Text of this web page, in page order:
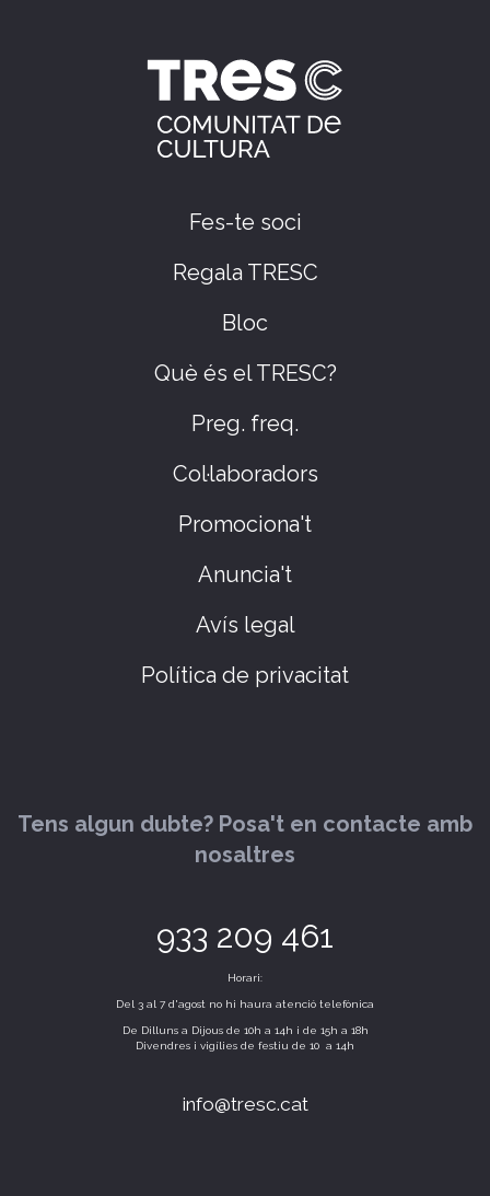
Fes-te soci
Regala TRESC
Bloc
Què és el TRESC?
Preg. freq.
Col·laboradors
Promociona't
Anuncia't
Avís legal
Política de privacitat
Tens algun dubte? Posa't en contacte amb
nosaltres
933 209 461
Horari:
Del 3 al 7 d'agost no hi haura atenció telefònica
De Dilluns a Dijous de 10h a 14h i de 15h a 18h
Divendres i vigílies de festiu de 10 a 14h
info@tresc.cat